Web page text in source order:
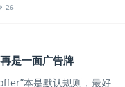
26
是一面广告牌
本是默认规则，最好